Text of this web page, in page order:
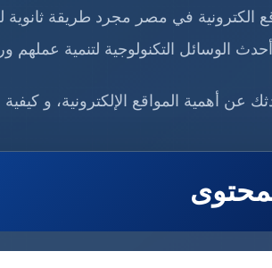
الكترونية في مصر مجرد طريقة ثانوية
الوسائل التكنولوجية لتنمية عملهم
عن أهمية المواقع الإلكترونية، و